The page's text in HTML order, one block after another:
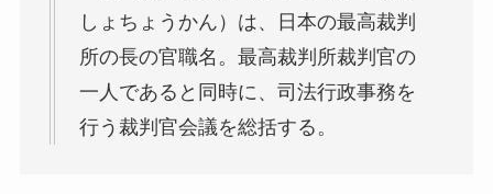
しょちょうかん）は、日本の最高裁判
所の長の官職名。最高裁判所裁判官の
一人であると同時に、司法行政事務を
行う裁判官会議を総括する。